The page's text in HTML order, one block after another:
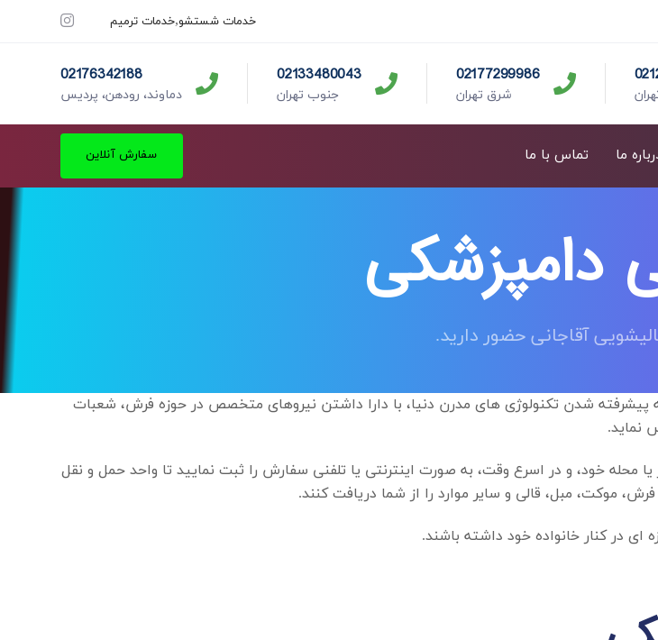
خدمات شستشو خدمات ترمیم
02177299986
شرق تهران
02133480043
جنوب تهران
02176342188
دماوند، رودهن، پردیس
ما تماس با ما سفارش آنلاین
دامپزشکی
آقاجانی حضور دارید.
به پیشرفته شدن تکنولوژی های مدرن دنیا، با دارا داشتن نیروهای متخصص در حوزه فرش، شعبات
نماید.
محله خود، و در اسرع وقت، به صورت اینترنتی یا تلفنی سفارش را ثبت نمایید تا واحد حمل و نقل
موکت، مبل، قالی و سایر موارد را از شما دریافت کنند.
در کنار خانواده خود داشته باشند.